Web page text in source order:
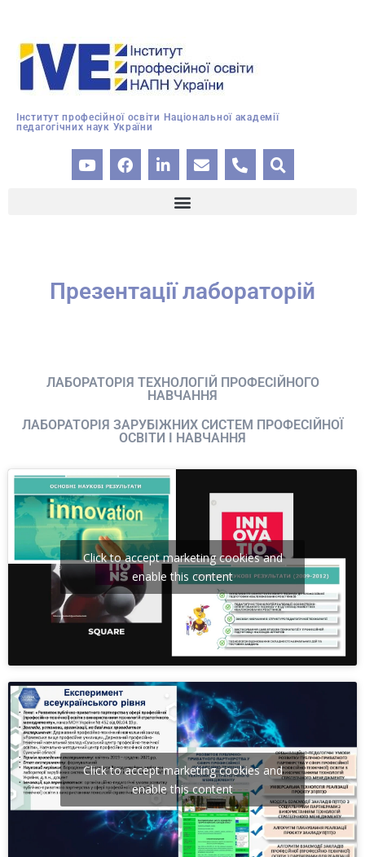
Інститут професійної освіти Національної академії
педагогічних наук України
Презентації лабораторій
ЛАБОРАТОРІЯ ТЕХНОЛОГІЙ ПРОФЕСІЙНОГО
НАВЧАННЯ
ЛАБОРАТОРІЯ ЗАРУБІЖНИХ СИСТЕМ ПРОФЕСІЙНОЇ
ОСВІТИ І НАВЧАННЯ
Click to accept marketing cookies and
enable this content
Click to accept marketing cookies and
enable this content